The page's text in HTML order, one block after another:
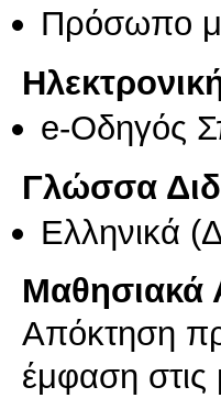
Πρόσωπο
e-Οδηγός
Γλώσσα
Ελληνικά
Μαθησιακά
Απόκτηση
έμφαση στις